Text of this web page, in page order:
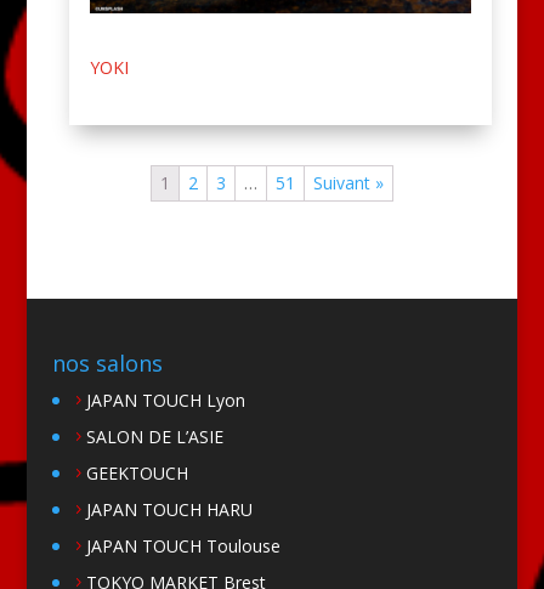
YOKI
1 2 3 … 51 Suivant »
nos salons
JAPAN TOUCH Lyon
SALON DE L’ASIE
GEEKTOUCH
JAPAN TOUCH HARU
JAPAN TOUCH Toulouse
TOKYO MARKET Brest